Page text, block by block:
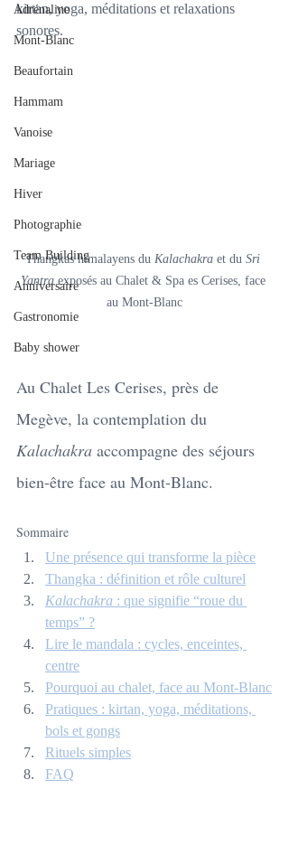
Adrénaline
Mont-Blanc
Beaufortain
Hammam
Vanoise
Mariage
Hiver
Photographie
Team Building
Anniversaire
Gastronomie
Baby shower
kirtan, yoga, méditations et relaxations
sonores.
Thangkas himalayens du Kalachakra et du Sri
Yantra exposés au Chalet & Spa es Cerises, face
au Mont-Blanc
Au Chalet Les Cerises, près de
Megève, la contemplation du
Kalachakra accompagne des séjours
bien-être face au Mont-Blanc.
Sommaire
Une présence qui transforme la pièce
Thangka : définition et rôle culturel
Kalachakra : que signifie “roue du
temps” ?
Lire le mandala : cycles, enceintes,
centre
Pourquoi au chalet, face au Mont-Blanc
Pratiques : kirtan, yoga, méditations,
bols et gongs
Rituels simples
FAQ